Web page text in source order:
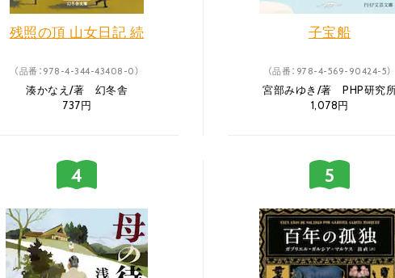
残照の頂 山女日記 続
（品番：978-4-344-43408-0）
湊かなえ/著 幻冬舎
737円
子宝船
（品番：978-4-569-90424-5）
宮部みゆき/著 PHP研究
1,078円